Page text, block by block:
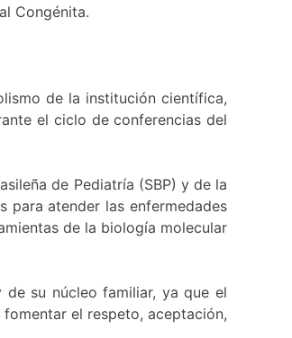
Congénita.
de la institución científica,
el ciclo de conferencias del
de Pediatría (SBP) y de la
para atender las enfermedades
de la biología molecular
su núcleo familiar, ya que el
el respeto, aceptación,